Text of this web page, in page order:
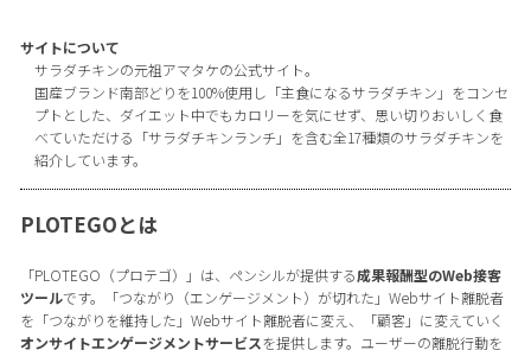
サイトについて
サラダチキンの元祖アマタケの公式サイト。
国産ブランド南部どりを100%使用し「主食になるサラダチキン」をコンセ
プトとした、ダイエット中でもカロリーを気にせず、思い切りおいしく食
べていただける「サラダチキンランチ」を含む全17種類のサラダチキンを
紹介しています。
PLOTEGOとは
「PLOTEGO（プロテゴ）」は、ペンシルが提供する成果報酬型のWeb接客
ツールです。「つながり（エンゲージメント）が切れた」Webサイト離脱者
を「つながりを維持した」Webサイト離脱者に変え、「顧客」に変えていく
オンサイトエンゲージメントサービスを提供します。ユーザーの離脱行動を